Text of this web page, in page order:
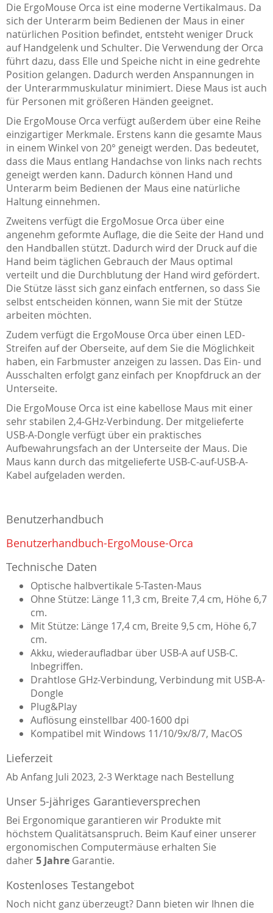
Die ErgoMouse Orca ist eine moderne Vertikalmaus. Da
sich der Unterarm beim Bedienen der Maus in einer
natürlichen Position befindet, entsteht weniger Druck
auf Handgelenk und Schulter. Die Verwendung der Orca
führt dazu, dass Elle und Speiche nicht in eine gedrehte
Position gelangen. Dadurch werden Anspannungen in
der Unterarmmuskulatur minimiert. Diese Maus ist auch
für Personen mit größeren Händen geeignet.
Die ErgoMouse Orca verfügt außerdem über eine Reihe
einzigartiger Merkmale. Erstens kann die gesamte Maus
in einem Winkel von 20° geneigt werden. Das bedeutet,
dass die Maus entlang Handachse von links nach rechts
geneigt werden kann. Dadurch können Hand und
Unterarm beim Bedienen der Maus eine natürliche
Haltung einnehmen.
Zweitens verfügt die ErgoMosue Orca über eine
angenehm geformte Auflage, die die Seite der Hand und
den Handballen stützt. Dadurch wird der Druck auf die
Hand beim täglichen Gebrauch der Maus optimal
verteilt und die Durchblutung der Hand wird gefördert.
Die Stütze lässt sich ganz einfach entfernen, so dass Sie
selbst entscheiden können, wann Sie mit der Stütze
arbeiten möchten.
Zudem verfügt die ErgoMouse Orca über einen LED-
Streifen auf der Oberseite, auf dem Sie die Möglichkeit
haben, ein Farbmuster anzeigen zu lassen. Das Ein- und
Ausschalten erfolgt ganz einfach per Knopfdruck an der
Unterseite.
Die ErgoMouse Orca ist eine kabellose Maus mit einer
sehr stabilen 2,4-GHz-Verbindung. Der mitgelieferte
USB-A-Dongle verfügt über ein praktisches
Aufbewahrungsfach an der Unterseite der Maus. Die
Maus kann durch das mitgelieferte USB-C-auf-USB-A-
Kabel aufgeladen werden.
Benutzerhandbuch
Benutzerhandbuch-ErgoMouse-Orca
Technische Daten
Optische halbvertikale 5-Tasten-Maus
Ohne Stütze: Länge 11,3 cm, Breite 7,4 cm, Höhe 6,7
cm.
Mit Stütze: Länge 17,4 cm, Breite 9,5 cm, Höhe 6,7
cm.
Akku, wiederaufladbar über USB-A auf USB-C.
Inbegriffen.
Drahtlose GHz-Verbindung, Verbindung mit USB-A-
Dongle
Plug&Play
Auflösung einstellbar 400-1600 dpi
Kompatibel mit Windows 11/10/9x/8/7, MacOS
Lieferzeit
Ab Anfang Juli 2023, 2-3 Werktage nach Bestellung
Unser 5-jähriges Garantieversprechen
Bei Ergonomique garantieren wir Produkte mit
höchstem Qualitätsanspruch. Beim Kauf einer unserer
ergonomischen Computermäuse erhalten Sie
daher5 Jahre Garantie.
Kostenloses Testangebot
Noch nicht ganz überzeugt? Dann bieten wir Ihnen die